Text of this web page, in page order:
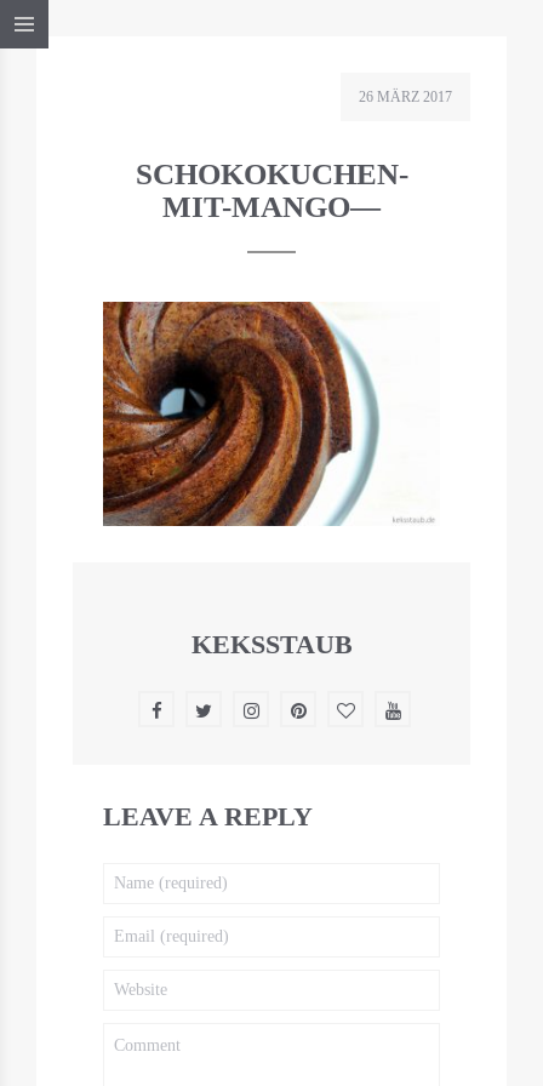
26 MÄRZ 2017
SCHOKOKUCHEN-
MIT-MANGO—
KEKSSTAUB
LEAVE A REPLY